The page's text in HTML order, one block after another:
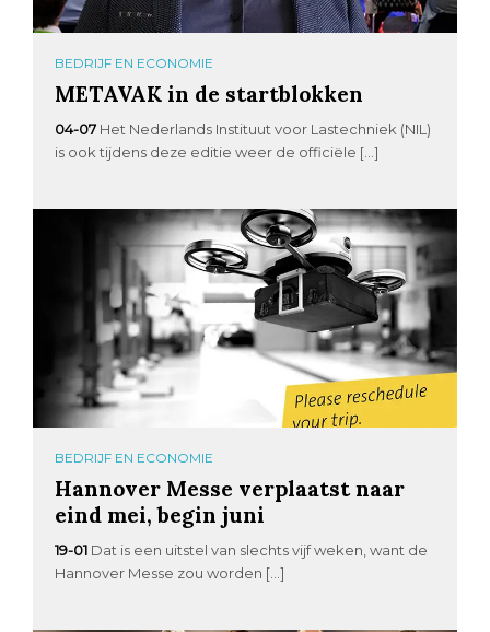
BEDRIJF EN ECONOMIE
METAVAK in de startblokken
04-07 Het Nederlands Instituut voor Lastechniek (NIL)
is ook tijdens deze editie weer de officiële […]
BEDRIJF EN ECONOMIE
Hannover Messe verplaatst naar
eind mei, begin juni
19-01 Dat is een uitstel van slechts vijf weken, want de
Hannover Messe zou worden […]